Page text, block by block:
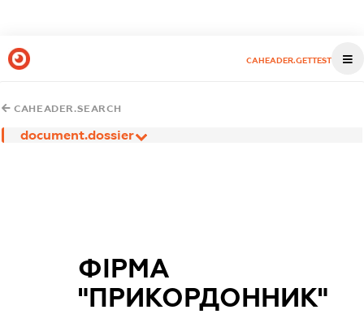
CAHEADER.GETTEST
CAHEADER.SEARCH
document.dossier
ФІРМА
"ПРИКОРДОННИК"